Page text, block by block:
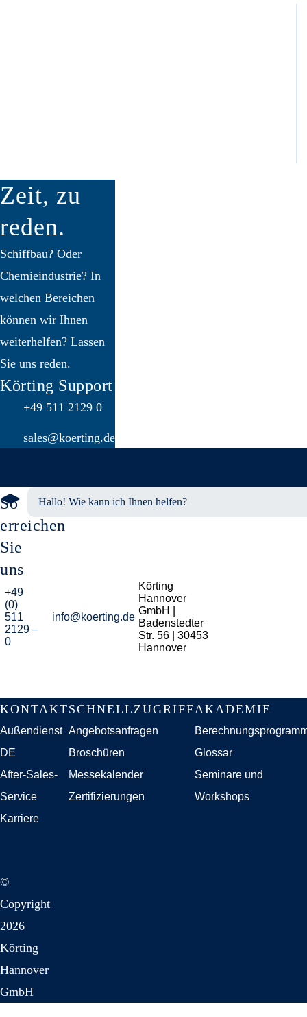
Zeit, zu
reden.
Schiffbau? Oder
Chemieindustrie? In
welchen Bereichen
können wir Ihnen
weiterhelfen? Lassen
Sie uns reden.
Körting Support
+49 511 2129 0
sales@koerting.de
Hallo! Wie kann ich Ihnen helfen?
So
erreichen
Sie
uns
+49
(0)
511
2129 –
0
info@koerting.de
Körting
Hannover
GmbH |
Badenstedter
Str. 56 | 30453
Hannover
Navigation
überspringen
KONTAKT
Außendienst
DE
After-Sales-
Service
Karriere
SCHNELLZUGRIFF
Angebotsanfragen
Broschüren
Messekalender
Zertifizierungen
AKADEMIE
Glossar
Seminare und
Workshops
©
Copyright
2026
Körting
Hannover
GmbH